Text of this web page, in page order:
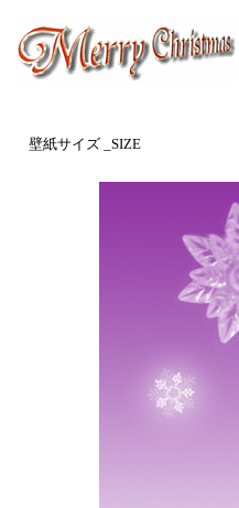
壁紙サイズ _SIZE